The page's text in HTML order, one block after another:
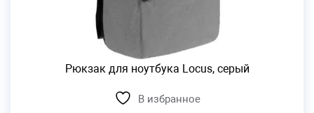
Рюкзак для ноутбука Locus, серый
В избранное